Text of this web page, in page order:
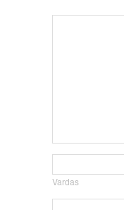
Vardas